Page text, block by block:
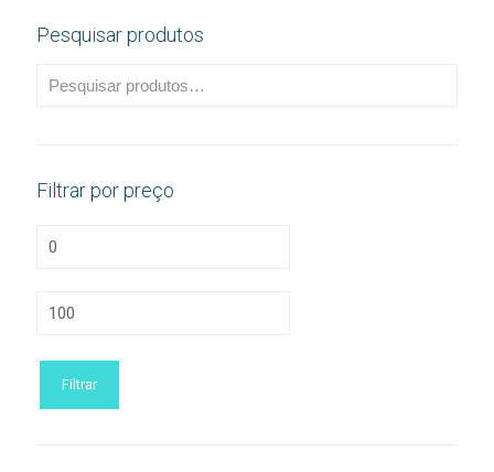
Pesquisar produtos
Filtrar por preço
mínimo
máximo
Filtrar